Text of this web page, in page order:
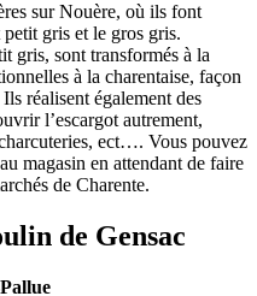
sur Nouère, où ils font
gris et le gros gris.
gris, sont transformés à la
à la charentaise, façon
réalisent également des
l’escargot autrement,
ect…. Vous pouvez
magasin en attendant de faire
de Charente.
de Gensac